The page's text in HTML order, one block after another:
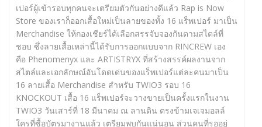
เปอร์ผู้เข้ารอบทุกคนจะเตรียมตัวกันอย่างดีแล้ว Rap is Now
Store ของเราก็ออกเสื้อใหม่เป็นลายของทั้ง 16 แร็พเปอร์ มาเป็น
Merchandise ให้กองเชียร์ได้เลือกสรรจับจองกันตามสไตล์ที่
ชอบ ซึ่งลายเสื้อเหล่านี้ได้รับการออกแบบจาก RINCREW เอง
คือ Phenomenyx และ ARTISTRYX ที่สร้างสรรค์ผลงานจาก
สไตล์และเอกลักษณ์อันโดดเด่นของแร็พเปอร์แต่ละคนมาเป็น
16 ลายเสื้อ Merchandise สำหรับ TWIO3 รอบ 16
KNOCKOUT เสื้อ 16 แร็พเปอร์จะวางขายเป็นครั้งแรกในงาน
TWIO3 วันเสาร์ที่ 18 มีนาคม ณ ลานดิน ตรงข้ามเจเจมอลล์
ใครที่ซื้อบัตรมางานแล้ว เตรียมพบกันแน่นอน ส่วนคนที่รออยู่